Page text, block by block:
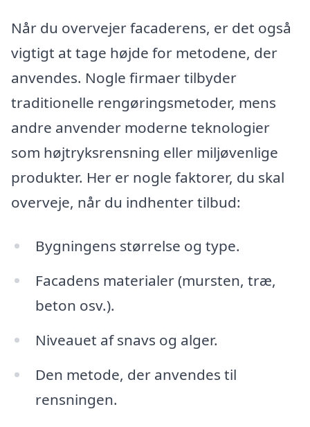
Når du overvejer facaderens, er det også
vigtigt at tage højde for metodene, der
anvendes. Nogle firmaer tilbyder
traditionelle rengøringsmetoder, mens
andre anvender moderne teknologier
som højtryksrensning eller miljøvenlige
produkter. Her er nogle faktorer, du skal
overveje, når du indhenter tilbud:
Bygningens størrelse og type.
Facadens materialer (mursten, træ,
beton osv.).
Niveauet af snavs og alger.
Den metode, der anvendes til
rensningen.